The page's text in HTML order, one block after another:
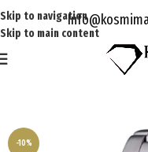
Skip to navigation
Skip to main content
-10%